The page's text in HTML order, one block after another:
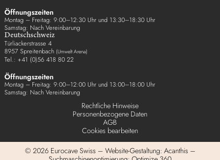
Öffnungszeiten
Montag – Freitag: 9:00–12:30 Uhr und 13:30–18:30 Uhr
Samstag: Nach Vereinbarung
Deutschschweiz
Türliackerstrasse 4
8957 Spreitenbach (Umwelt Arena)
Tel.: +41 (0)56 418 80 22
Öffnungszeiten
Montag – Freitag: 9:00–12:00 Uhr und 13:00–18:00 Uhr
Samstag: Nach Vereinbarung
Rechtliche Hinweise
Personenbezogene Daten
AGB
Cookies bearbeiten
© 2026 Eurocave Swiss – Website-Gestaltung: Acanthis –